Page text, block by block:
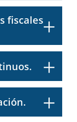
fiscales